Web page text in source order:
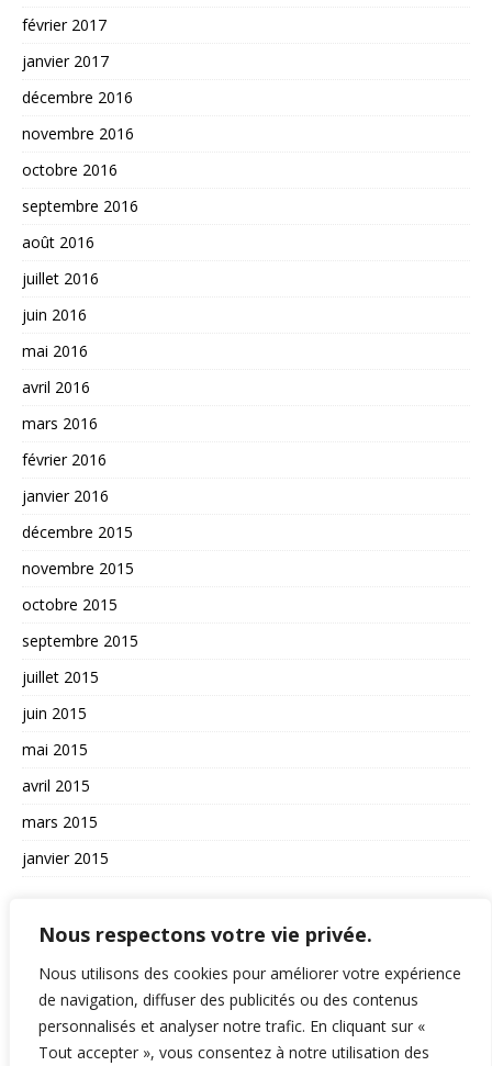
Nous respectons votre vie privée.
Nous utilisons des cookies pour améliorer votre expérience
de navigation, diffuser des publicités ou des contenus
personnalisés et analyser notre trafic. En cliquant sur «
Tout accepter », vous consentez à notre utilisation des
février 2017
janvier 2017
décembre 2016
novembre 2016
octobre 2016
septembre 2016
août 2016
juillet 2016
juin 2016
mai 2016
avril 2016
mars 2016
février 2016
janvier 2016
décembre 2015
novembre 2015
octobre 2015
septembre 2015
juillet 2015
juin 2015
mai 2015
avril 2015
mars 2015
janvier 2015
La vie du site
A propos et contact
Politique de confidentialité